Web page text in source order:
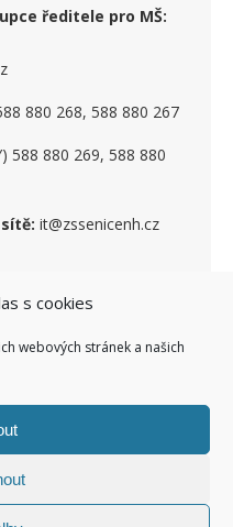
s cookies
webových stránek a našich
ředitele pro MŠ:
880 268, 588 880 267
588 880 269, 588 880
it@zssenicenh.cz
SÍTĚ